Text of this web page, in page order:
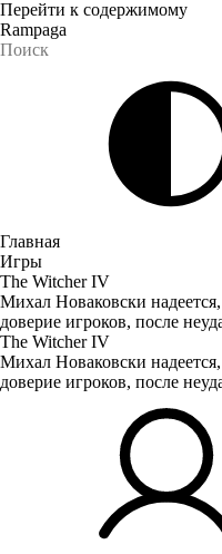
Перейти к содержимому
Rampaga
Главная
Игры
The Witcher IV
Михал Новаковски
доверие игроков, после
The Witcher IV
Михал Новаковски
доверие игроков, после